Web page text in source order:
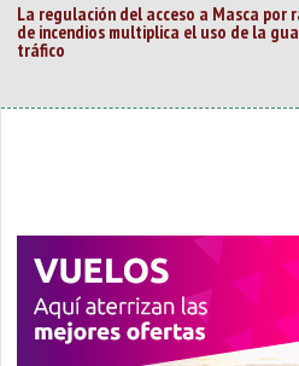
La regulación del acceso a Masca por
de incendios multiplica el uso de la
tráfico